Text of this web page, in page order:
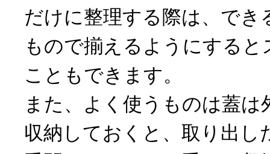
だけに整理する際は、でき
もので揃えるようにする
こともできます。
また、よく使うものは蓋は
収納しておくと、取り出し